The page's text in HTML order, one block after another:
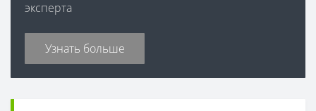
эксперта
Узнать больше